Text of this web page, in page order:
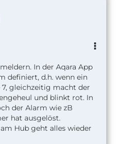
In der Aqara App
definiert, d.h. wenn ein
gleichzeitig macht der
und blinkt rot. In
der Alarm wie zB
hat ausgelöst.
Hub geht alles wieder